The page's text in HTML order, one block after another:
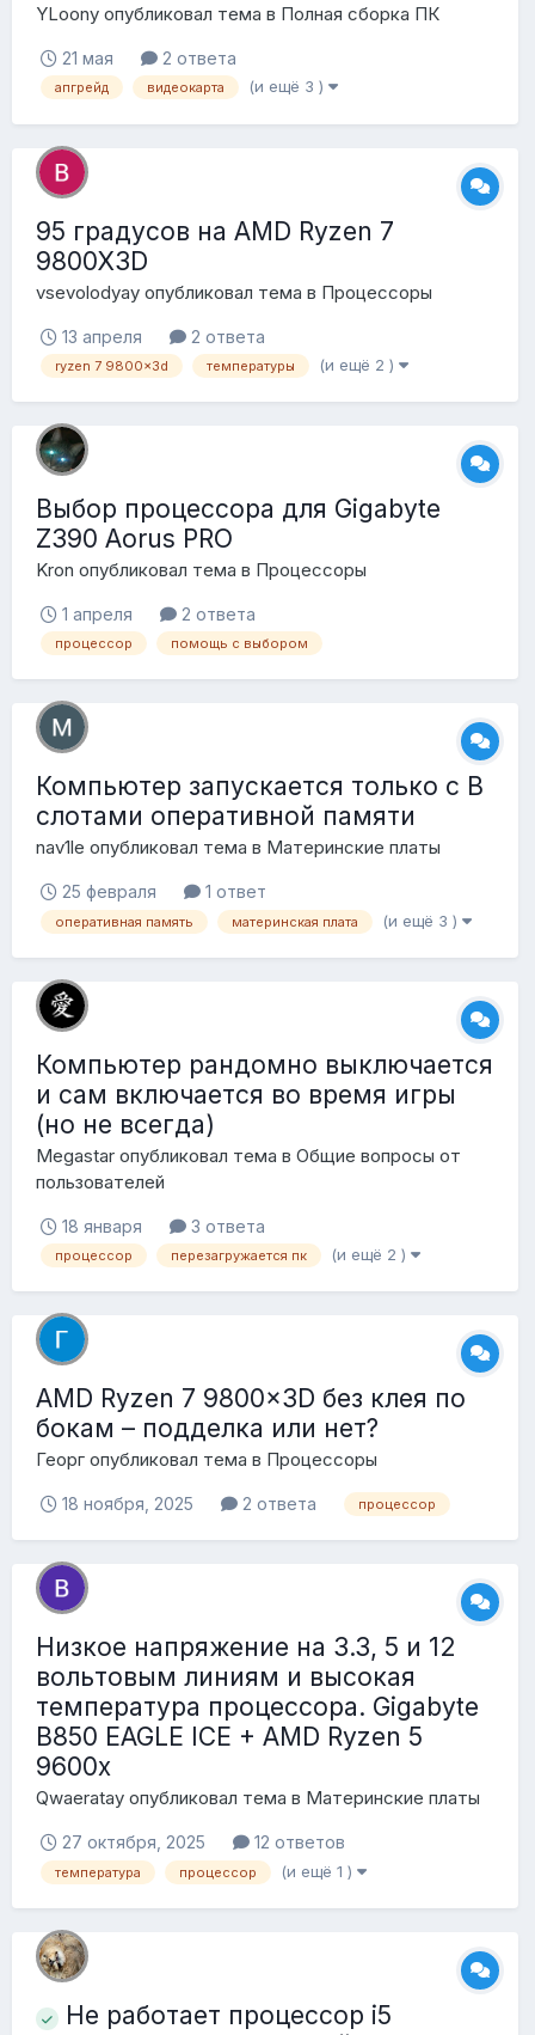
YLoony опубликовал тема в Полная сборка ПК
21 мая 2 ответа
апгрейд видеокарта (и ещё 3 )
95 градусов на AMD Ryzen 7
9800X3D
vsevolodyay опубликовал тема в Процессоры
13 апреля 2 ответа
ryzen 7 9800x3d температуры (и ещё 2 )
Выбор процессора для Gigabyte
Z390 Aorus PRO
Kron опубликовал тема в Процессоры
1 апреля 2 ответа
процессор помощь с выбором
Компьютер запускается только с B
слотами оперативной памяти
nav1le опубликовал тема в Материнские платы
25 февраля 1 ответ
оперативная память материнская плата (и ещё 3 )
Компьютер рандомно выключается
и сам включается во время игры
(но не всегда)
Megastar опубликовал тема в Общие вопросы от
пользователей
18 января 3 ответа
процессор перезагружается пк (и ещё 2 )
AMD Ryzen 7 9800x3D без клея по
бокам – подделка или нет?
Георг опубликовал тема в Процессоры
18 ноября, 2025 2 ответа процессор
Низкое напряжение на 3.3, 5 и 12
вольтовым линиям и высокая
температура процессора. Gigabyte
B850 EAGLE ICE + AMD Ryzen 5
9600x
Qwaeratay опубликовал тема в Материнские платы
27 октября, 2025 12 ответов
температура процессор (и ещё 1 )
Не работает процессор i5